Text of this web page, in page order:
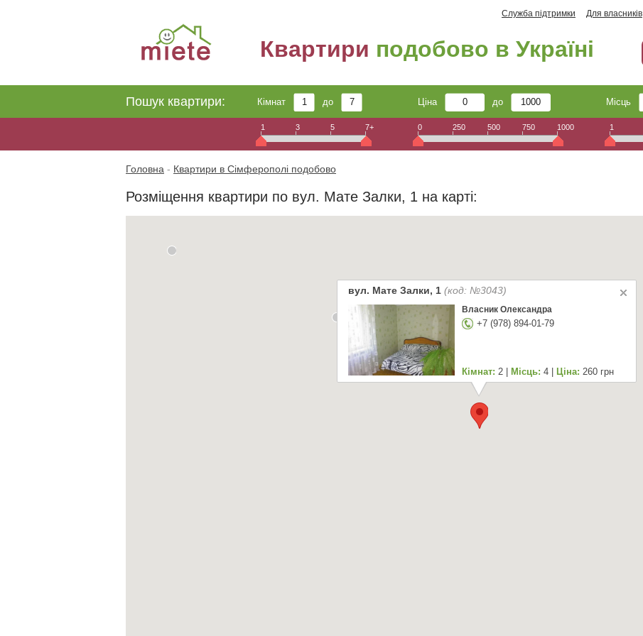
Служба підтримки Для власників
Квартири подобово в Україні
Пошук квартири: Кімнат до Ціна до Місць
1 3 5 7+ 0 250 500 750 1000 1
Головна - Квартири в Сімферополі подобово
Розміщення квартири по вул. Мате Залки, 1 на карті:
вул. Мате Залки, 1(код: №3043)
Власник Олександра
+7 (978) 894-01-79
Кімнат: 2 |Місць: 4 |Ціна: 260 грн